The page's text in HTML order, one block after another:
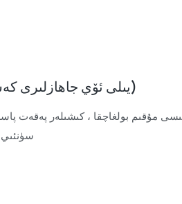
2022-يىلى ئۆي جاھازلىرى كەسپىنىڭ تەرەققىيات پۇرسىتى نەدە؟ (4)
سۈنئىي